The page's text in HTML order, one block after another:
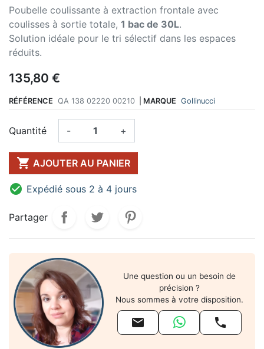
Poubelle coulissante à extraction frontale avec
coulisses à sortie totale, 1 bac de 30L.
Solution idéale pour le tri sélectif dans les espaces
réduits.
135,80 €
RÉFÉRENCE QA 138 02220 00210 MARQUE Gollinucci
Quantité - +
 AJOUTER AU PANIER
 Expédié sous 2 à 4 jours
Partager
Une question ou un besoin de
précision ?
Nous sommes à votre disposition.
 